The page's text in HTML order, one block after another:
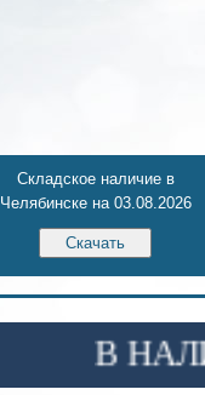
Складское наличие в
Челябинске на 03.08.2026
В